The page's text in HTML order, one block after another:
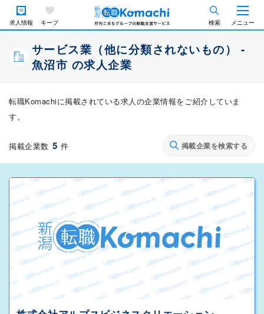
求人情報 キープ 検索 メニュー
サービス業（他に分類されないもの） -
魚沼市 の求人企業
転職Komachiに掲載されている求人の企業情報をご紹介していま
す。
掲載企業数 5 件 掲載企業を検索する